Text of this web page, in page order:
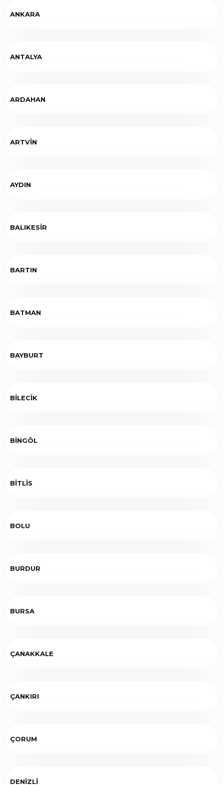
ANKARA
ANTALYA
ARDAHAN
ARTVİN
AYDIN
BALIKESİR
BARTIN
BATMAN
BAYBURT
BİLECİK
BİNGÖL
BİTLİS
BOLU
BURDUR
BURSA
ÇANAKKALE
ÇANKIRI
ÇORUM
DENİZLİ